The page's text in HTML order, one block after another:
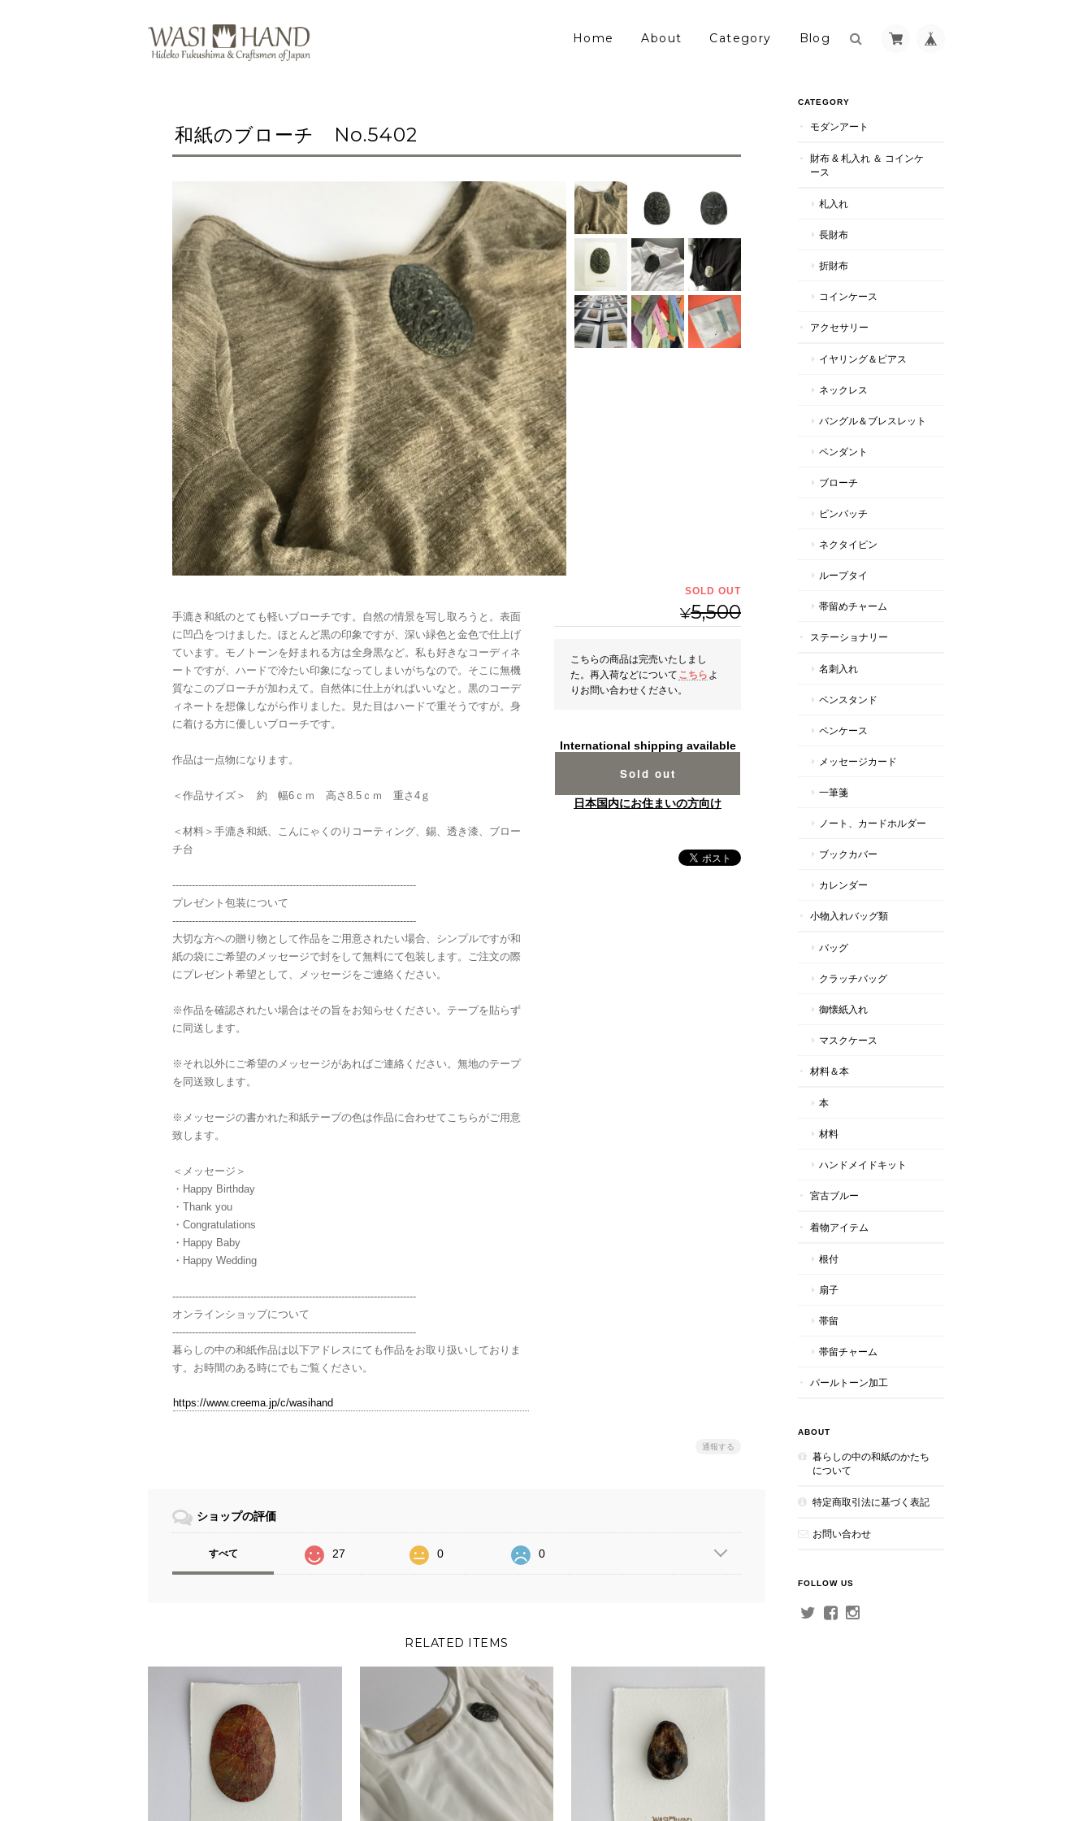
Home About Category Blog
和紙のブローチ No.5402
手漉き和紙のとても軽いブローチです。自然の情景を写し取ろうと。表面
に凹凸をつけました。ほとんど黒の印象ですが、深い緑色と金色で仕上げ
ています。モノトーンを好まれる方は全身黒など。私も好きなコーディネ
ートですが、ハードで冷たい印象になってしまいがちなので。そこに無機
質なこのブローチが加わえて。自然体に仕上がればいいなと。黒のコーデ
ィネートを想像しながら作りました。見た目はハードで重そうですが。身
に着ける方に優しいブローチです。
作品は一点物になります。
＜作品サイズ＞ 約 幅6ｃｍ 高さ8.5ｃｍ 重さ4ｇ
＜材料＞手漉き和紙、こんにゃくのりコーティング、錫、透き漆、ブロー
チ台
---------------------------------------------------------------------------
プレゼント包装について
---------------------------------------------------------------------------
大切な方への贈り物として作品をご用意されたい場合、シンプルですが和
紙の袋にご希望のメッセージで封をして無料にて包装します。ご注文の際
にプレゼント希望として、メッセージをご連絡ください。
※作品を確認されたい場合はその旨をお知らせください。テープを貼らず
に同送します。
※それ以外にご希望のメッセージがあればご連絡ください。無地のテープ
を同送致します。
※メッセージの書かれた和紙テープの色は作品に合わせてこちらがご用意
致します。
＜メッセージ＞
・Happy Birthday
・Thank you
・Congratulations
・Happy Baby
・Happy Wedding
---------------------------------------------------------------------------
オンラインショップについて
---------------------------------------------------------------------------
暮らしの中の和紙作品は以下アドレスにても作品をお取り扱いしておりま
す。お時間のある時にでもご覧ください。
https://www.creema.jp/c/wasihand
¥5,500
SOLD OUT
こちらの商品は完売いたしまし
た。再入荷などについて こちら よ
りお問い合わせください。
International shipping available
Sold out
日本国内にお住まいの方向け
通報する
ショップの評価
すべて 27 0 0
RELATED ITEMS
CATEGORY
モダンアート
財布 & 札入れ ＆ コインケ
ース
札入れ
長財布
折財布
コインケース
アクセサリー
イヤリング＆ピアス
ネックレス
バングル＆ブレスレット
ペンダント
ブローチ
ピンバッチ
ネクタイピン
ループタイ
帯留めチャーム
ステーショナリー
名刺入れ
ペンスタンド
ペンケース
メッセージカード
一筆箋
ノート、カードホルダー
ブックカバー
カレンダー
小物入れバッグ類
バッグ
クラッチバッグ
御懐紙入れ
マスクケース
材料＆本
本
材料
ハンドメイドキット
宮古ブルー
着物アイテム
根付
扇子
帯留
帯留チャーム
パールトーン加工
ABOUT
暮らしの中の和紙のかたち
について
特定商取引法に基づく表記
お問い合わせ
FOLLOW US